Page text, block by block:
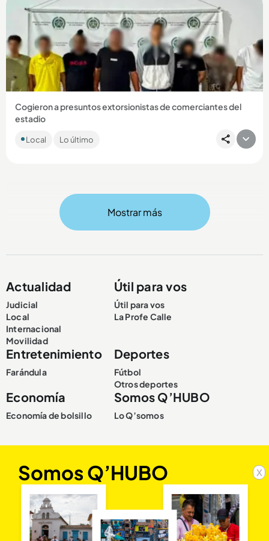
x
Compartir Noticia
Cogieron a presuntos extorsionistas de comerciantes del
estadio
dedicados a perseguir a los comerciantes durante eventos
Local Lo último
Mostrar más
Actualidad
Judicial
Local
Internacional
Movilidad
Útil para vos
Útil para vos
La Profe Calle
Entretenimiento
Farándula
Deportes
Fútbol
Otros deportes
Economía
Economía de bolsillo
Somos Q’HUBO
Lo Q’somos
Somos Q’HUBO